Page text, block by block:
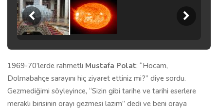
1969-70’lerde rahmetli Mustafa Polat; “Hocam,
Dolmabahçe sarayını hiç ziyaret ettiniz mi?” diye sordu.
Gezmediğimi söyleyince, “Sizin gibi tarihe ve tarihi eserlere
meraklı birisinin orayı gezmesi lazım” dedi ve beni oraya